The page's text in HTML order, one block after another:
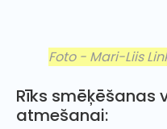
Foto - Mari-Liis
Rīks smēķēšanas
atmešanai: